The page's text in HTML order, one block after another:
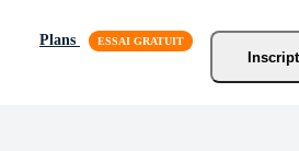
Plans